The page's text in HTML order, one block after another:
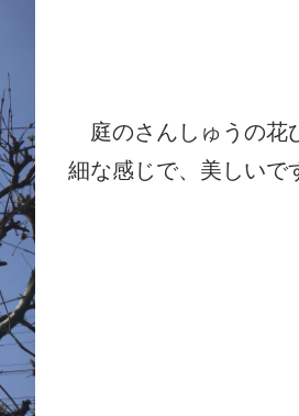
庭のさんしゅうの花
細な感じで、美しいで